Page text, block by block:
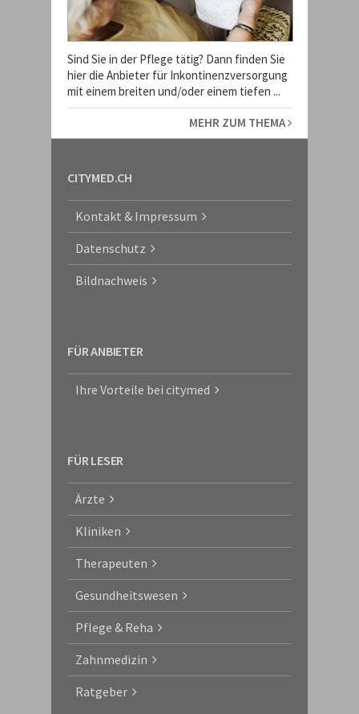
Sind Sie in der Pflege tätig? Dann finden Sie
hier die Anbieter für Inkontinenzversorgung
mit einem breiten und/oder einem tiefen ...
MEHR ZUM THEMA
CITYMED.CH
Kontakt & Impressum
Datenschutz
Bildnachweis
FÜR ANBIETER
Ihre Vorteile bei citymed
FÜR LESER
Ärzte
Kliniken
Therapeuten
Gesundheitswesen
Pflege & Reha
Zahnmedizin
Ratgeber